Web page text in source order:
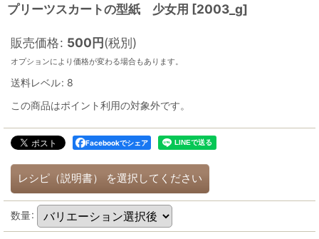
プリーツスカートの型紙 少女用 [2003_g]
販売価格: 500円(税別)
オプションにより価格が変わる場合もあります。
送料レベル: 8
この商品はポイント利用の対象外です。
Facebookでシェア
レシピ（説明書） を選択してください
数量: